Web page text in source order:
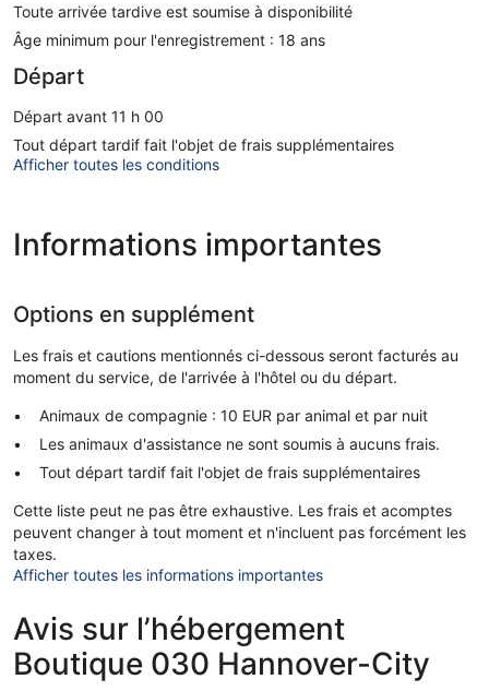
Toute arrivée tardive est soumise à disponibilité
Âge minimum pour l'enregistrement : 18 ans
Départ
Départ avant 11 h 00
Tout départ tardif fait l'objet de frais supplémentaires
Afficher toutes les conditions
Informations importantes
Options en supplément
Les frais et cautions mentionnés ci-dessous seront facturés au
moment du service, de l'arrivée à l'hôtel ou du départ.
Animaux de compagnie : 10 EUR par animal et par nuit
Les animaux d'assistance ne sont soumis à aucuns frais.
Tout départ tardif fait l'objet de frais supplémentaires
Cette liste peut ne pas être exhaustive. Les frais et acomptes
peuvent changer à tout moment et n'incluent pas forcément les
taxes.
Afficher toutes les informations importantes
Avis sur l’hébergement
Boutique 030 Hannover-City